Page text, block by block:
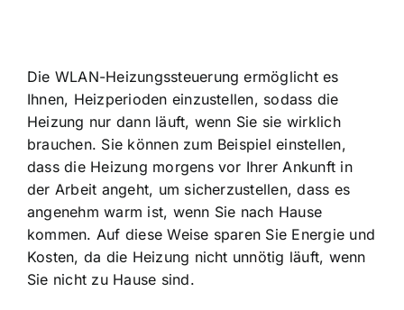
Die WLAN-Heizungssteuerung ermöglicht es
Ihnen, Heizperioden einzustellen, sodass die
Heizung nur dann läuft, wenn Sie sie wirklich
brauchen. Sie können zum Beispiel einstellen,
dass die Heizung morgens vor Ihrer Ankunft in
der Arbeit angeht, um sicherzustellen, dass es
angenehm warm ist, wenn Sie nach Hause
kommen. Auf diese Weise sparen Sie Energie und
Kosten, da die Heizung nicht unnötig läuft, wenn
Sie nicht zu Hause sind.